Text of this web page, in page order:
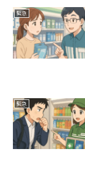
緊急
緊急